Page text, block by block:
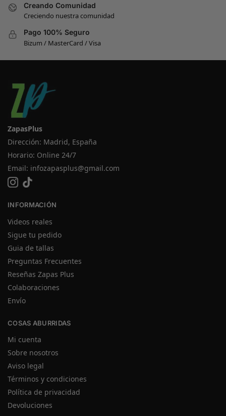
Creando Comunidad
Creciendo nuestra comunidad
Pago 100% Seguro
Bizum / MasterCard / Visa
ZapasPlus
Dirección: Madrid, España
Horario: Online 24/7
Email: infozapasplus@gmail.com
INFORMACIÓN
Videos reales
Sigue tu pedido
Guia de tallas
Preguntas Frecuentes
Reseñas Zapas Plus
Colaboraciones
Envío
COSAS ABURRIDAS
Mi cuenta
Sobre nosotros
Aviso legal
Términos y condiciones
Política de privacidad
Devoluciones